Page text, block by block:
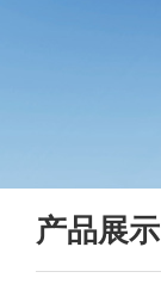
产品展示